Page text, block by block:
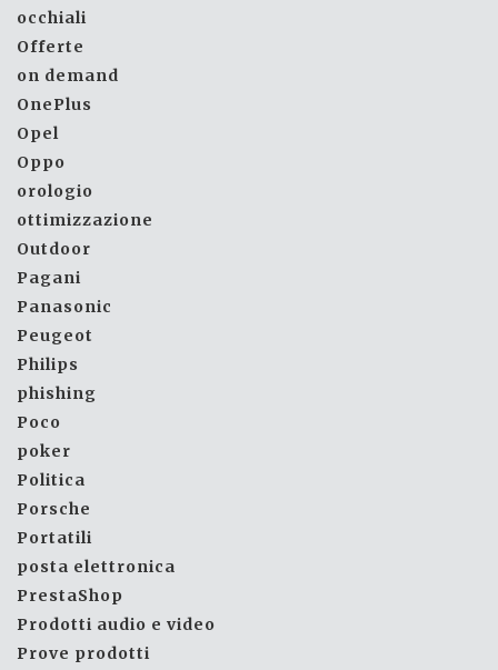
occhiali
Offerte
on demand
OnePlus
Opel
Oppo
orologio
ottimizzazione
Outdoor
Pagani
Panasonic
Peugeot
Philips
phishing
Poco
poker
Politica
Porsche
Portatili
posta elettronica
PrestaShop
Prodotti audio e video
Prove prodotti